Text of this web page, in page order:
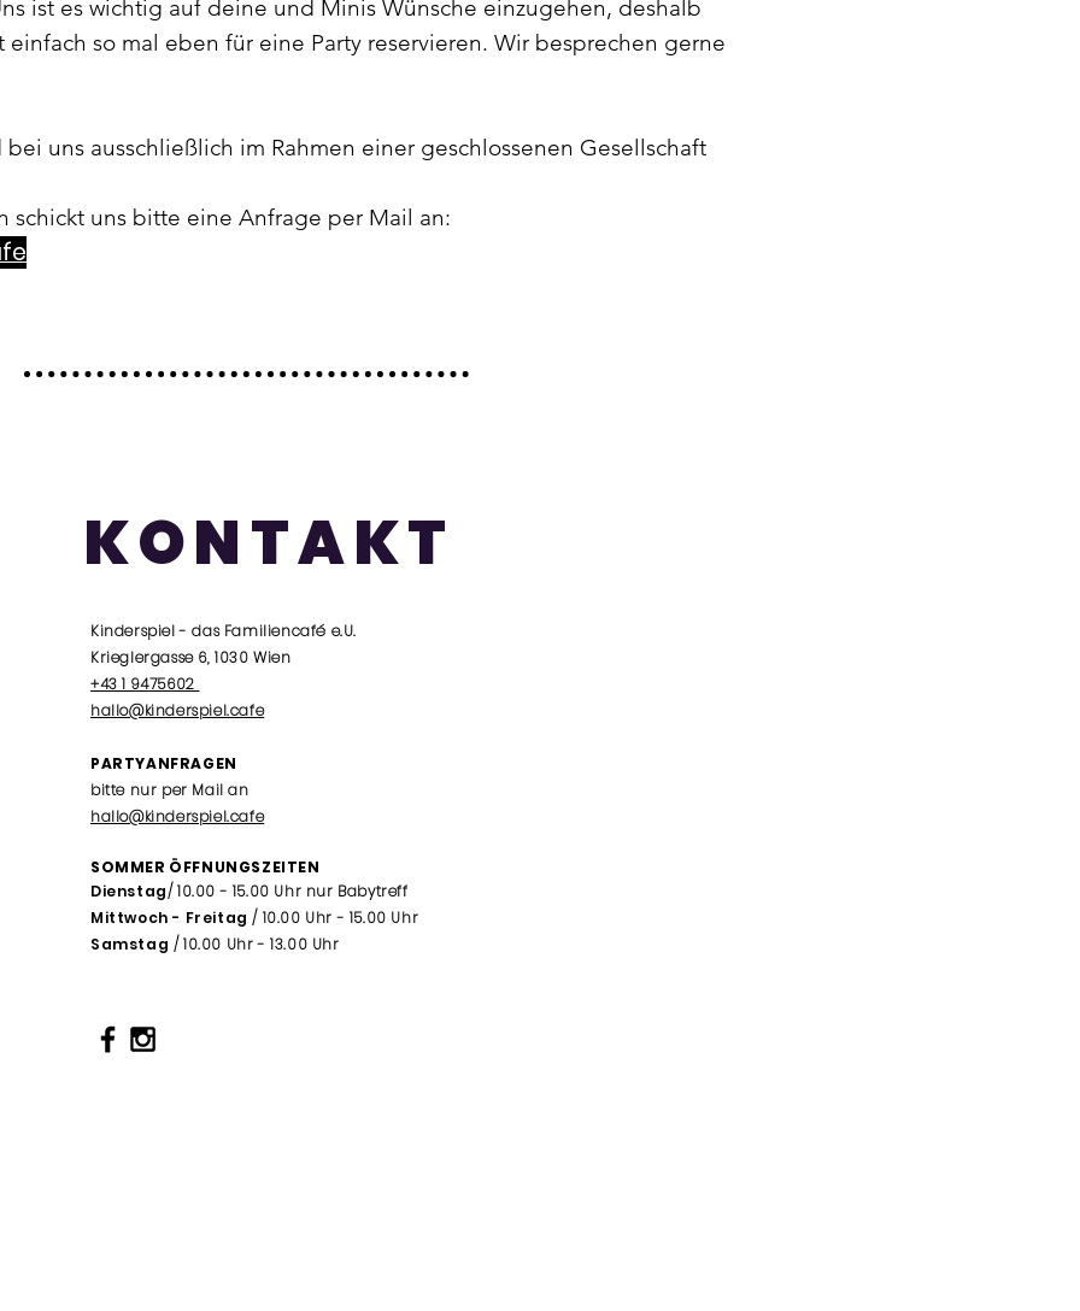
ist es wichtig auf deine und Minis Wünsche einzugehen, deshalb
einfach so mal eben für eine Party reservieren. Wir besprechen gerne
uns ausschließlich im Rahmen einer geschlossenen Gesellschaft
schickt uns bitte eine Anfrage per Mail an:
KONTAKT
Kinderspiel - das Familiencafé e.U.
Krieglergasse 6, 1030 Wien
+43 1 9475602
hallo@kinderspiel.cafe
PARTYANFRAGEN
bitte nur per Mail an
hallo@kinderspiel.cafe
SOMMER ÖFFNUNGSZEITEN
Dienstag/ 10.00 - 15.00 Uhr nur Babytreff
Mittwoch - Freitag / 10.00 Uhr - 15.00 Uhr
Samstag / 10.00 Uhr - 13.00 Uhr